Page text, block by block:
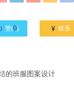
赞(0)  联系
的班服图案设计